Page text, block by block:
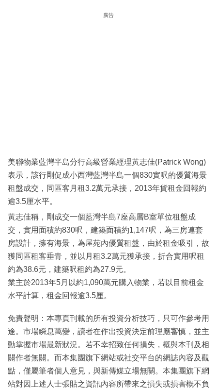
廣告
美聯物業藍灣半島分行高級營業經理黃志佳(Patrick Wong)
表示，該行剛促成小西灣藍灣半島一個830實呎的優質海景
租盤成交，同區客月租3.2萬元承接，2013年貨租金回報約
逾3.5厘水平。
黃志佳稱，剛成交一個藍灣半島7座高層B室單位租盤成
交，實用面積約830呎，建築面積約1,147呎，為三房連套
房設計，擁有海景，為屋苑內優質租盤，由於租金吸引，故
獲同區租客垂青，並以月租3.2萬元獲承接，折合實用呎租
約為38.6元，建築呎租約為27.9元。
業主於2013年5月以約1,090萬元購入物業，若以目前租金
水平計算，租金回報逾3.5厘。
免責聲明：本專頁刊載的所有投資分析技巧，只可作參考用
途。市場瞬息萬變，讀者在作出投資決定前理應審慎，並主
動掌握市場最新狀況。若不幸招致任何損失，概與本刊及相
關作者無關。而本集團旗下網站或社交平台的網誌內容及觀
點，僅屬筆者個人意見，與新傳媒立場無關。本集團旗下網
站對因上述人士張貼之資訊內容所帶來之損失或損害概不負